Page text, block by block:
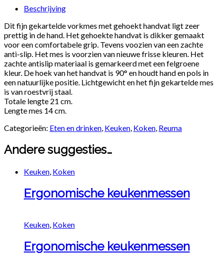
Beschrijving
Dit fijn gekartelde vorkmes met gehoekt handvat ligt zeer
prettig in de hand. Het gehoekte handvat is dikker gemaakt
voor een comfortabele grip. Tevens voozien van een zachte
anti-slip. Het mes is voorzien van nieuwe frisse kleuren. Het
zachte antislip materiaal is gemarkeerd met een felgroene
kleur. De hoek van het handvat is 90° en houdt hand en pols in
een natuurlijke positie. Lichtgewicht en het fijn gekartelde mes
is van roestvrij staal.
Totale lengte 21 cm.
Lengte mes 14 cm.
Categorieën: Eten en drinken, Keuken, Koken, Reuma
Andere suggesties…
Keuken, Koken
Ergonomische keukenmessen
Keuken, Koken
Ergonomische keukenmessen